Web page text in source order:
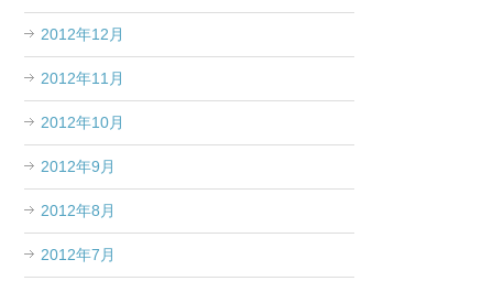
2012年12月
2012年11月
2012年10月
2012年9月
2012年8月
2012年7月